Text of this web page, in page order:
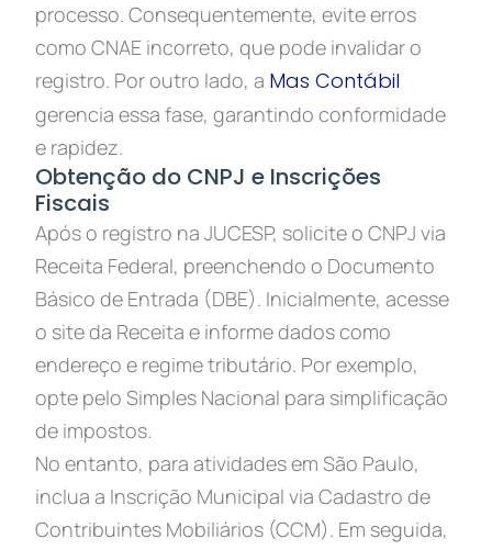
processo. Consequentemente, evite erros
como CNAE incorreto, que pode invalidar o
registro. Por outro lado, a Mas Contábil
gerencia essa fase, garantindo conformidade
e rapidez.
Obtenção do CNPJ e Inscrições
Fiscais
Após o registro na JUCESP, solicite o CNPJ via
Receita Federal, preenchendo o Documento
Básico de Entrada (DBE). Inicialmente, acesse
o site da Receita e informe dados como
endereço e regime tributário. Por exemplo,
opte pelo Simples Nacional para simplificação
de impostos.
No entanto, para atividades em São Paulo,
inclua a Inscrição Municipal via Cadastro de
Contribuintes Mobiliários (CCM). Em seguida,